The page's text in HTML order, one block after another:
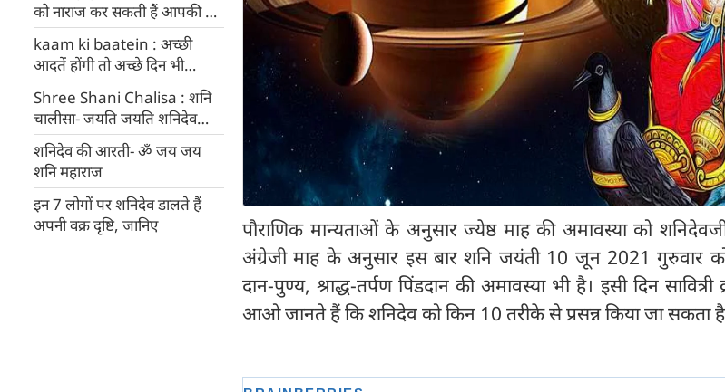
को नाराज कर सकती हैं आपकी ये
10 बुरी आदतें
kaam ki baatein : अच्छी
आदतें होंगी तो अच्छे दिन भी
आएंगे, जानिए शनिदेव को कौन सी
बातें पसंद हैं
Shree Shani Chalisa : शनि
चालीसा- जयति जयति शनिदेव
दयाला
शनिदेव की आरती- ॐ जय जय
शनि महाराज
इन 7 लोगों पर शनिदेव डालते हैं
अपनी वक्र दृष्टि, जानिए
पौराणिक मान्यताओं के अनुसार ज्येष्ठ माह की अमावस्या को
अंग्रेजी माह के अनुसार इस बार शनि जयंती 10 जून 2021 गुरुवार
दान-पुण्य, श्राद्ध-तर्पण पिंडदान की अमावस्या भी है। इसी दिन सावित्री
आओ जानते हैं कि शनिदेव को किन 10 तरीके से प्रसन्न किया जा सकता